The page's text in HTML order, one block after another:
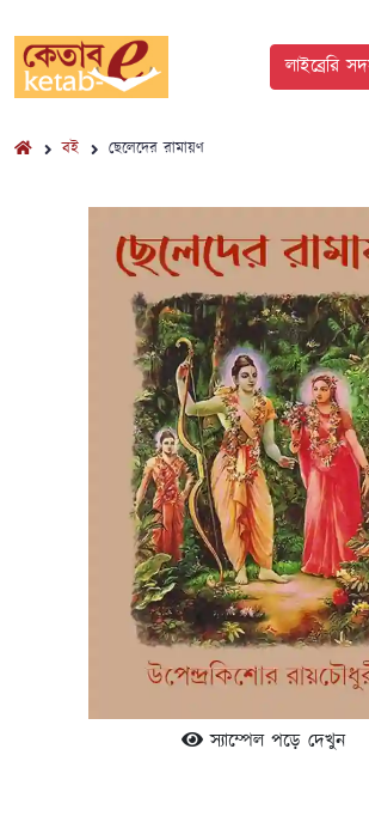
লাইব্রেরি
বই ছেলেদের রামায়ণ
স্যাম্পেল পড়ে দেখুন